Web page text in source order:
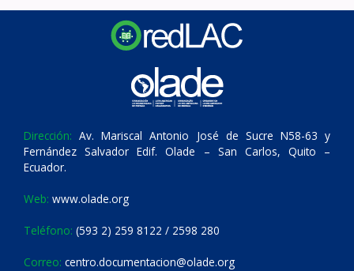
Dirección: Av. Mariscal Antonio José de Sucre N58-63 y
Fernández Salvador Edif. Olade – San Carlos, Quito –
Ecuador.
Web: www.olade.org
Teléfono: (593 2) 259 8122 / 2598 280
Correo: centro.documentacion@olade.org